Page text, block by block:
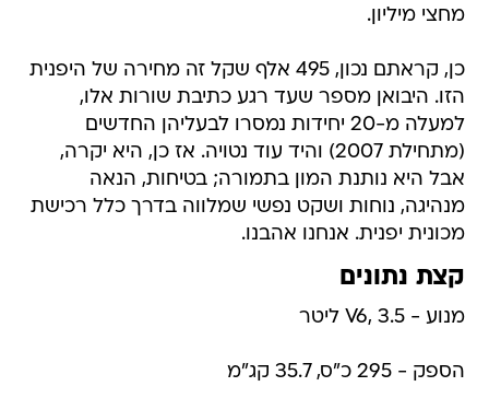
מחצי מיליון.
כן, קראתם נכון, 495 אלף שקל זה מחירה של היפנית
הזו. היבואן מספר שעד רגע כתיבת שורות אלו,
למעלה מ-20 יחידות נמסרו לבעליהן החדשים
(מתחילת 2007) והיד עוד נטויה. אז כן, היא יקרה,
אבל היא נותנת המון בתמורה; בטיחות, הנאה
מנהיגה, נוחות ושקט נפשי שמלווה בדרך כלל רכישת
מכונית יפנית. אנחנו אהבנו.
קצת נתונים
מנוע - V6, 3.5 ליטר
הספק - 295 כ"ס, 35.7 קג"מ